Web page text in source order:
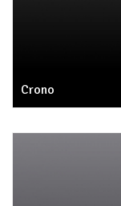
Crono